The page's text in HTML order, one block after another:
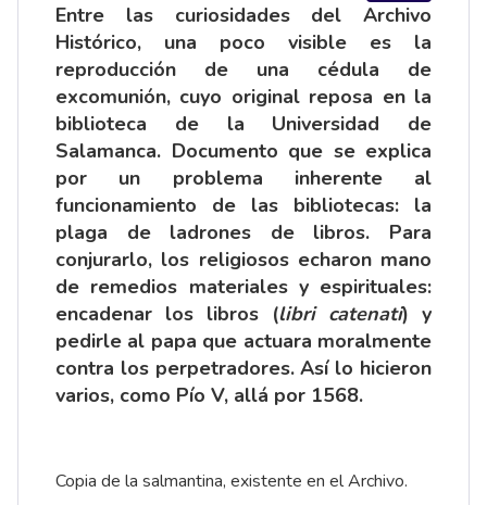
Entre las curiosidades del Archivo
Histórico, una poco visible es la
reproducción de una cédula de
excomunión, cuyo original reposa en la
biblioteca de la Universidad de
Salamanca. Documento que se explica
por un problema inherente al
funcionamiento de las bibliotecas: la
plaga de ladrones de libros. Para
conjurarlo, los religiosos echaron mano
de remedios materiales y espirituales:
encadenar los libros (libri catenati) y
pedirle al papa que actuara moralmente
contra los perpetradores. Así lo hicieron
varios, como Pío V, allá por 1568.
Copia de la salmantina, existente en el Archivo.